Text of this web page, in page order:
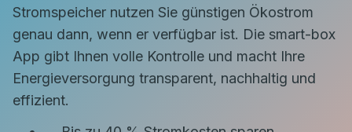
Stromspeicher nutzen Sie günstigen Ökostrom
genau dann, wenn er verfügbar ist. Die smart-box
App gibt Ihnen volle Kontrolle und macht Ihre
Energieversorgung transparent, nachhaltig und
effizient.